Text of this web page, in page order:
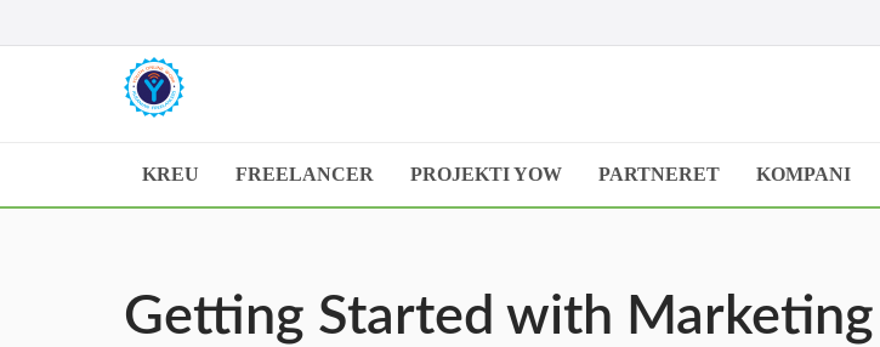
KREU FREELANCER PROJEKTI YOW PARTNERET KOMPANI
Getting Started with Marketing